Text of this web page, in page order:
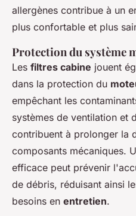
allergènes contribue à un
plus confortable et plus
Protection du système
Les filtres cabine jouent
dans la protection du
empêchant les
systèmes de ventilation et
contribuent à prolonger la
composants mécaniques.
efficace peut prévenir
de débris, réduisant ainsi
besoins en entretien.